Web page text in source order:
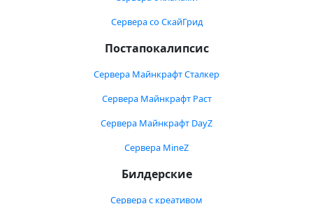
Сервера со СкайГрид
Постапокалипсис
Сервера Майнкрафт Сталкер
Сервера Майнкрафт Раст
Сервера Майнкрафт DayZ
Сервера MineZ
Билдерские
Сервера с креативом